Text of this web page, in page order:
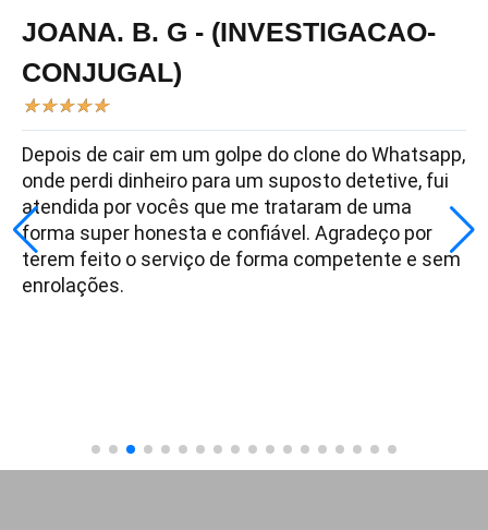
JOANA. B. G - (INVESTIGACAO-
CONJUGAL)
★★★★★
Depois de cair em um golpe do clone do Whatsapp,
onde perdi dinheiro para um suposto detetive, fui
atendida por vocês que me trataram de uma
forma super honesta e confiável. Agradeço por
terem feito o serviço de forma competente e sem
enrolações.